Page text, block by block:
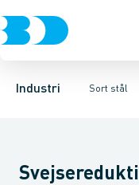
Industri Sort stål
VentilerRustfrit stål
Sorte rør Sorte
Bøjninger T-stykker